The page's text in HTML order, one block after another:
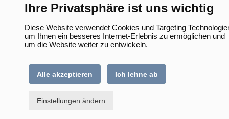
Ihre Privatsphäre ist uns wichtig
Diese Website verwendet Cookies und Targeting
um Ihnen ein besseres Internet-Erlebnis zu ermöglichen und
um die Website weiter zu entwickeln.
Alle akzeptieren Ich lehne ab
Einstellungen ändern